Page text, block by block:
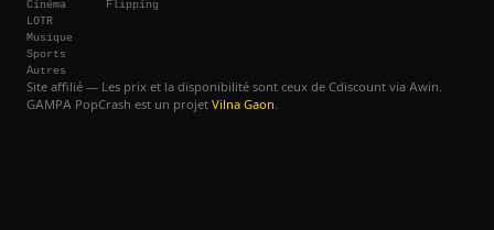
LOTR
Musique
Sports
Autres
Site affilié — Les prix et la disponibilité sont ceux de Cdiscount via Awin.
GAMPA PopCrash est un projet Vilna Gaon.